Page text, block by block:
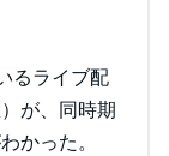
るライブ配
が、同時期
わかった。